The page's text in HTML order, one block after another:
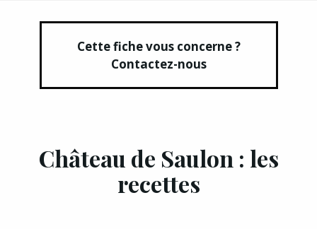
Cette fiche vous concerne ?
Contactez-nous
Château de Saulon : les
recettes